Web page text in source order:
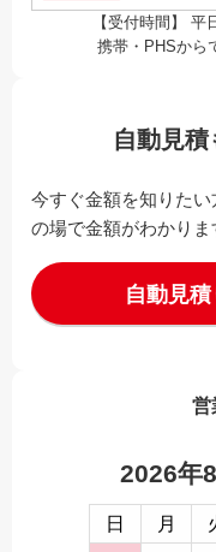
【受付時間】 平
携帯・PHSから
自動見
今すぐ金額を知りた
の場で金額がわかりま
自動見
営
2026年
日 月